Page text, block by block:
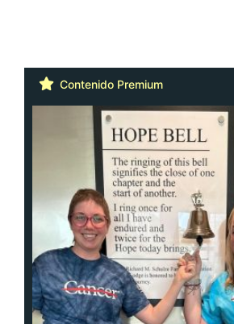
Contenido Premium